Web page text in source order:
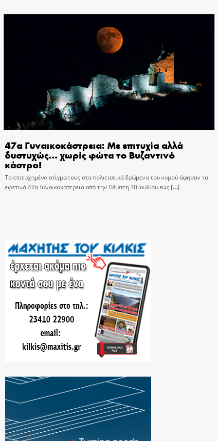
47α Γυναικοκάστρεια: Με επιτυχία αλλά
δυστυχώς… χωρίς φώτα το Βυζαντινό
κάστρο!
Το επιτυχημένο στίγμα τους στα πολιτιστικά δρώμενα του νομού άφησαν τα
εφετινά 47α Γυναικοκάστρεια από την Πέμπτη 30 Ιουλίου εώς[…]